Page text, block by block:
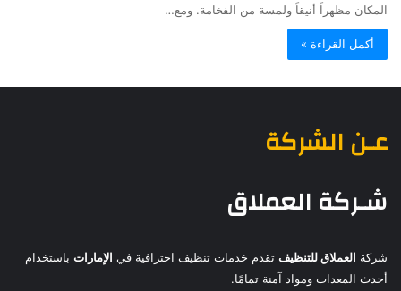
المكان مظهراً أنيقاً ولمسة من الفخامة. ومع…
أكمل القراءة »
عـن الشركة
شـركة العملاق
شركة العملاق للتنظيف تقدم خدمات تنظيف احترافية في الإمارات باستخدام
أحدث المعدات ومواد آمنة تمامًا.